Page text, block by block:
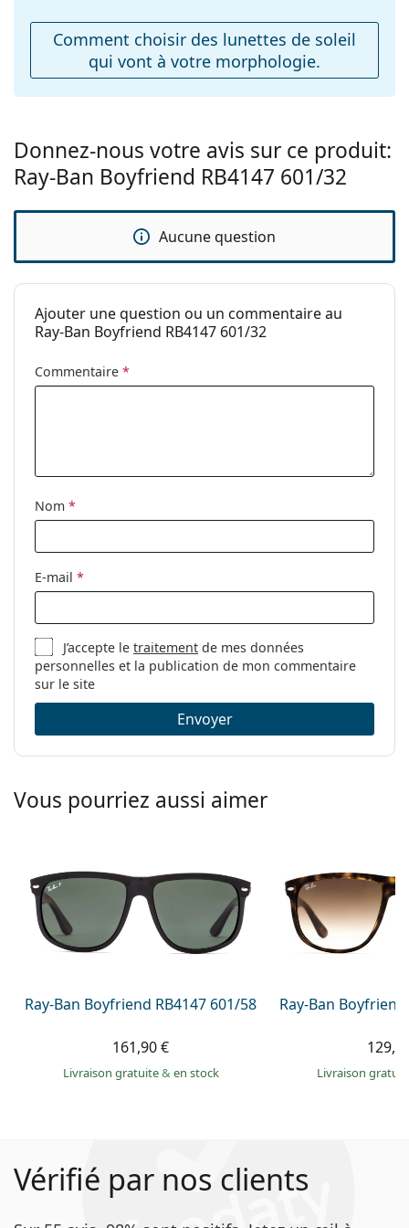
Accessoires
Étui:
Oui
Tissu de
Oui
Autres
Sexe:
Pour hommes
Catégorie:
Lunettes de soleil
Ray-Ban
Code:
RB4147 601/32 60
Non
Comment choisir des lunettes de soleil
qui vont à votre morphologie.
Donnez-nous votre avis sur ce produit:
Ray-Ban Boyfriend RB4147 601/32
Aucune question
Ajouter une question ou un commentaire au
Ray-Ban Boyfriend RB4147 601/32
Commentaire *
Nom *
E-mail *
J’accepte letraitement de mes données
personnelles et la publication de mon commentaire
sur le site
Envoyer
Vous pourriez aussi aimer
Ray-Ban Boyfriend RB4147 601/58
161,90 €
Livraison gratuite& en stock
Ray-Ban
Livraison
Vérifié par nos clients